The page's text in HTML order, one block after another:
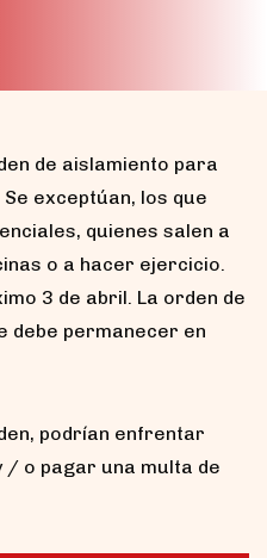
de aislamiento para
exceptúan, los que
quienes salen a
o a hacer ejercicio.
3 de abril. La orden de
debe permanecer en
podrían enfrentar
/ o pagar una multa de